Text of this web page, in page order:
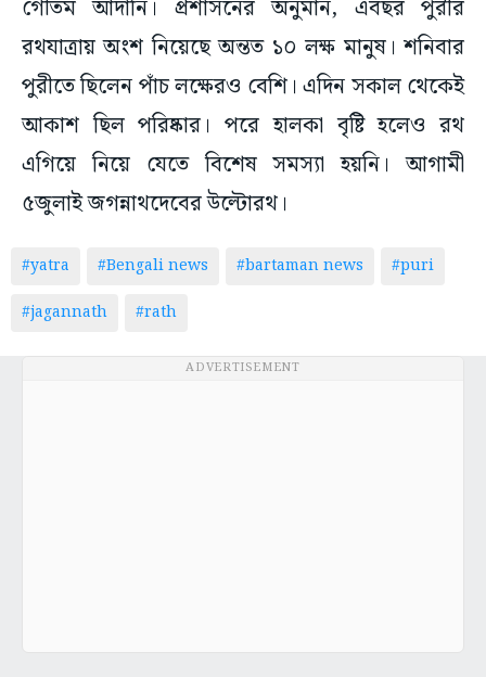
গৌতম আদানি। প্রশাসনের অনুমান, এবছর পুরীর
রথযাত্রায় অংশ নিয়েছে অন্তত ১০ লক্ষ মানুষ। শনিবার
পুরীতে ছিলেন পাঁচ লক্ষেরও বেশি। এদিন সকাল থেকেই
আকাশ ছিল পরিষ্কার। পরে হালকা বৃষ্টি হলেও রথ
এগিয়ে নিয়ে যেতে বিশেষ সমস্যা হয়নি। আগামী
৫জুলাই জগন্নাথদেবের উল্টোরথ।
#yatra #Bengali news #bartaman news
#puri
#jagannath
#rath
ADVERTISEMENT